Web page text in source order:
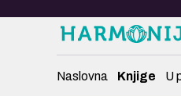
Naslovna Knjige U